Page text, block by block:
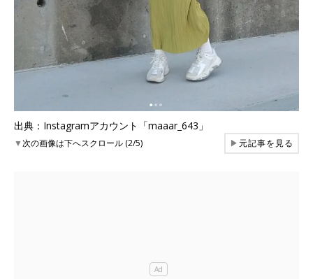
出典：Instagramアカウント「maaar_643」
▼次の画像は下へスクロール (2/5) ▶元記事を見る